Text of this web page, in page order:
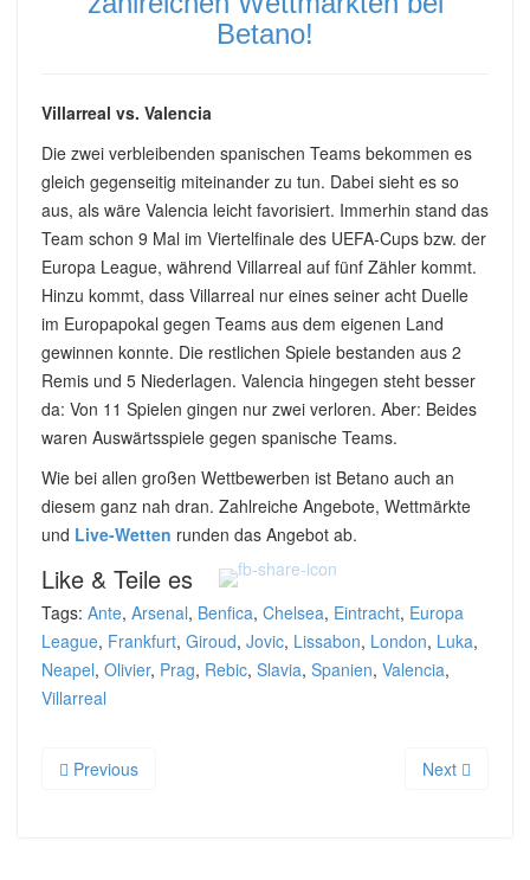
Betano!
Villarreal vs. Valencia
Die zwei verbleibenden spanischen Teams bekommen es
gleich gegenseitig miteinander zu tun. Dabei sieht es so
aus, als wäre Valencia leicht favorisiert. Immerhin stand das
Team schon 9 Mal im Viertelfinale des UEFA-Cups bzw. der
Europa League, während Villarreal auf fünf Zähler kommt.
Hinzu kommt, dass Villarreal nur eines seiner acht Duelle
im Europapokal gegen Teams aus dem eigenen Land
gewinnen konnte. Die restlichen Spiele bestanden aus 2
Remis und 5 Niederlagen. Valencia hingegen steht besser
da: Von 11 Spielen gingen nur zwei verloren. Aber: Beides
waren Auswärtsspiele gegen spanische Teams.
Wie bei allen großen Wettbewerben ist Betano auch an
diesem ganz nah dran. Zahlreiche Angebote, Wettmärkte
und Live-Wetten runden das Angebot ab.
Like & Teile es
Tags: Ante, Arsenal, Benfica, Chelsea, Eintracht, Europa
League, Frankfurt, Giroud, Jovic, Lissabon, London, Luka,
Neapel, Olivier, Prag, Rebic, Slavia, Spanien, Valencia,
Villarreal
Previous Next